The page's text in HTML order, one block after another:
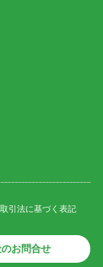
引法に基づく表記
お問合せ